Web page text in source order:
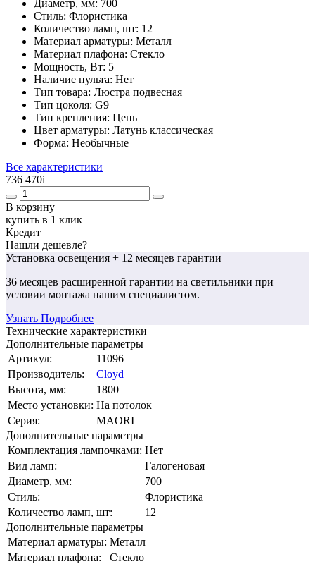
Диаметр, мм: 700
Стиль: Флористика
Количество ламп, шт: 12
Материал арматуры: Металл
Материал плафона: Стекло
Мощность, Вт: 5
Наличие пульта: Нет
Тип товара: Люстра подвесная
Тип цоколя: G9
Тип крепления: Цепь
Цвет арматуры: Латунь классическая
Форма: Необычные
Все характеристики
736 470i
В корзину
купить в 1 клик
Кредит
Нашли дешевле?
Установка освещения + 12 месяцев гарантии
36 месяцев расширенной гарантии на светильники при
условии монтажа нашим специалистом.
Узнать Подробнее
Технические характеристики
Дополнительные параметры
Артикул:
11096
Производитель:
Cloyd
Высота, мм:
1800
Место установки: На потолок
Серия:
MAORI
Дополнительные параметры
Комплектация лампочками: Нет
Вид ламп:
Галогеновая
Диаметр, мм:
700
Стиль:
Флористика
Количество ламп, шт:
12
Дополнительные параметры
Материал арматуры: Металл
Материал плафона:
Стекло